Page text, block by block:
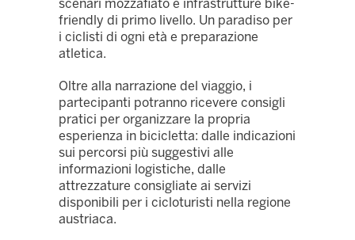
scenari mozzafiato e infrastrutture bike-
friendly di primo livello. Un paradiso per
i ciclisti di ogni età e preparazione
atletica.
Oltre alla narrazione del viaggio, i
partecipanti potranno ricevere consigli
pratici per organizzare la propria
esperienza in bicicletta: dalle indicazioni
sui percorsi più suggestivi alle
informazioni logistiche, dalle
attrezzature consigliate ai servizi
disponibili per i cicloturisti nella regione
austriaca.